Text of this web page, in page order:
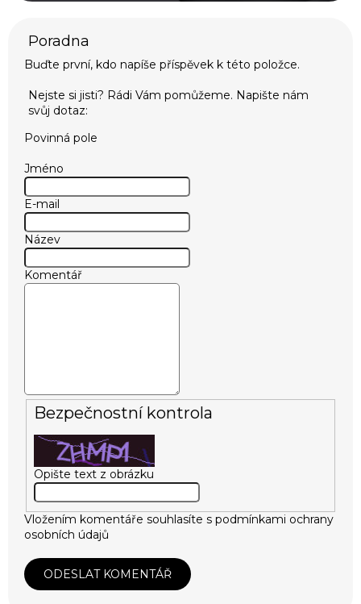
Buďte první, kdo napíše příspěvek k této položce.
Povinná pole
Jméno
E-mail
Název
Komentář
Bezpečnostní kontrola
Opište text z obrázku
Vložením komentáře souhlasíte s podmínkami ochrany
osobních údajů
ODESLAT KOMENTÁŘ